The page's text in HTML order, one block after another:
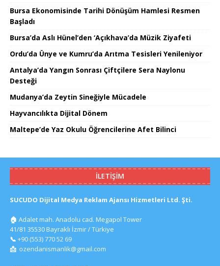
Bursa Ekonomisinde Tarihi Dönüşüm Hamlesi Resmen
Başladı
Bursa’da Aslı Hünel’den ‘Açıkhava’da Müzik Ziyafeti
Ordu’da Ünye ve Kumru’da Arıtma Tesisleri Yenileniyor
Antalya’da Yangın Sonrası Çiftçilere Sera Naylonu
Desteği
Mudanya’da Zeytin Sineğiyle Mücadele
Hayvancılıkta Dijital Dönem
Maltepe’de Yaz Okulu Öğrencilerine Afet Bilinci
İLETIŞIM
SUCUDO Dijital Medya Reklam Ajansı Hizmetleri Ltd. Şti.
🏠 Adalet mah. Anadolu cad. Megapol Tower
41/81 35530 Bayraklı İzmir / Türkiye
📞 +90 (553) 770 52 69
📩 ozendanismanlik@gmail.com